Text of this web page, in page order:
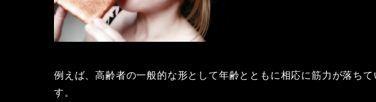
例えば、高齢者の一般的な形として年齢とともに相応に筋力が落ち
す。